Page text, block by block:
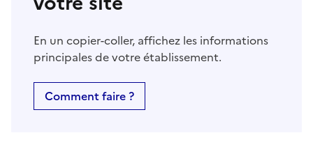
En un copier-coller, affichez les informations
principales de votre établissement.
Comment faire ?